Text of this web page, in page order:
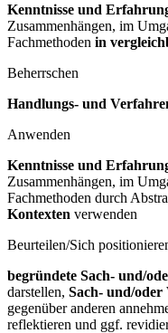
Kenntnisse und
Zusammenhängen, im
Fachmethoden in
Beherrschen
Handlungs- und
Anwenden
Kenntnisse und
Zusammenhängen, im
Fachmethoden durch
Kontexten verwenden
Beurteilen/Sich
begründete Sach- und/
darstellen, Sach- und/oder
gegenüber anderen
reflektieren und ggf.